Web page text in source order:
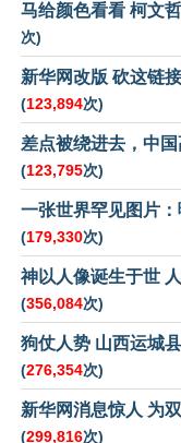
马给颜色看看 柯文
次)
新华网改版 砍这链
(123,894次)
差点被绕进去，中
(123,795次)
一张世界罕见图片
(179,330次)
神以人像诞生于世
(356,084次)
狗仗人势 山西运城
(276,354次)
新华网消息惊人 为
(299,816次)